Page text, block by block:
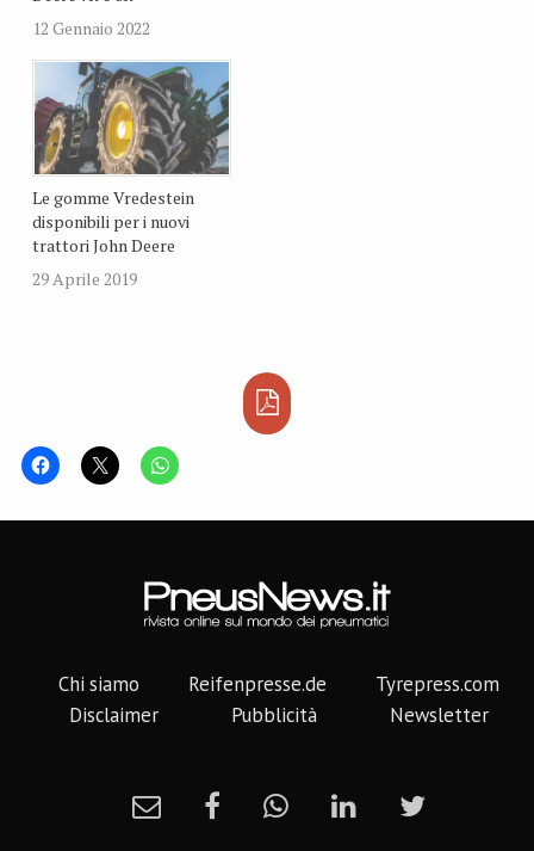
12 Gennaio 2022
Le gomme Vredestein
disponibili per i nuovi
trattori John Deere
29 Aprile 2019
Chi siamo Reifenpresse.de
Tyrepress.com
Disclaimer
Pubblicità Newsletter